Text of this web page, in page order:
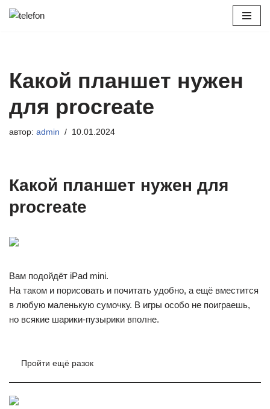
Какой планшет нужен
для procreate
автор: admin 10.01.2024
Какой планшет нужен для
procreate
Вам подойдёт iPad mini.
На таком и порисовать и почитать удобно, а ещё вместится
в любую маленькую сумочку. В игры особо не поиграешь,
но всякие шарики-пузырики вполне.
Пройти ещё разок